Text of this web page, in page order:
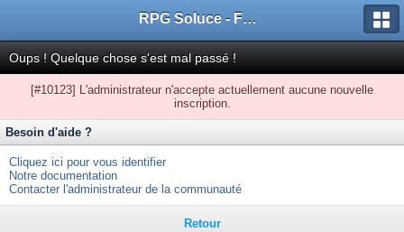
RPG Soluce - Forum
Oups ! Quelque chose s'est mal passé !
[#10123] L'administrateur n'accepte actuellement aucune nouvelle
inscription.
Besoin d'aide ?
Cliquez ici pour vous identifier
Notre documentation
Contacter l'administrateur de la communauté
Retour